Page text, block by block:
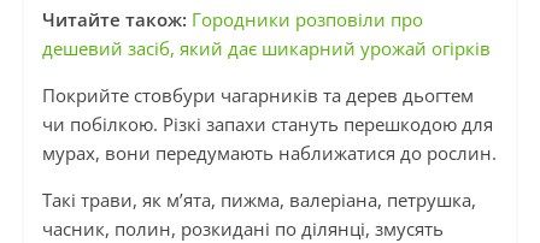
Читайте також: Городники розповіли про
дешевий засіб, який дає шикарний урожай огірків
Покрийте стовбури чагарників та дерев дьогтем
чи побілкою. Різкі запахи стануть перешкодою для
мурах, вони передумають наближатися до рослин.
Такі трави, як м’ята, пижма, валеріана, петрушка,
часник, полин, розкидані по ділянці, змусять